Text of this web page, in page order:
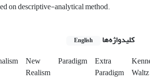
on descriptive-analytical method.
کلیدواژه‌ها English
New
Realism
Paradigm Extra
Paradigm Waltz